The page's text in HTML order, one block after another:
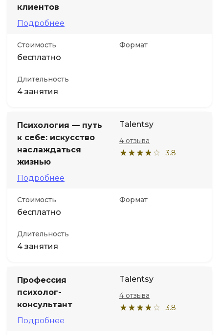
клиентов
Подробнее
Стоимость
бесплатно
Формат
Длительность
4 занятия
Психология — путь
к себе: искусство
наслаждаться
жизнью
Подробнее
Talentsy
3.8
4 отзыва
Стоимость
бесплатно
Формат
Длительность
4 занятия
Профессия
психолог-
консультант
Подробнее
Talentsy
3.8
4 отзыва